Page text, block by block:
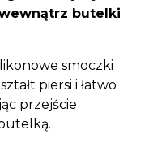
butelki
smoczki
piersi i łatwo
przejście